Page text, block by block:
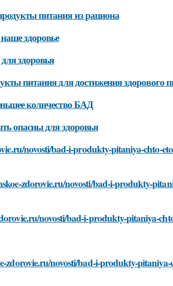
питания из рациона
здоровье
здоровья
питания для достижения здорового
количество БАД
опасны для здоровья
novosti/bad-i-produkty-pitaniya-chto-
zdorovie.ru/novosti/bad-i-produkty-
novosti/bad-i-produkty-pitaniya-
zdorovie.ru/novosti/bad-i-produkty-